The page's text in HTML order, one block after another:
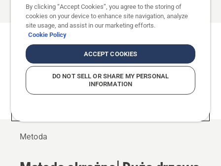
Metoda okrężna
Ta metoda również wykorzystuje wycinanie
otworów cięciem sztyletowym. Metoda ta jest
odpowiednia do ścinki drzew o średnicy pnia
Metoda
By clicking “Accept Cookies”, you agree to the storing of
cookies on your device to enhance site navigation, analyze
site usage, and assist in our marketing efforts.
Cookie Policy
ACCEPT COOKIES
DO NOT SELL OR SHARE MY PERSONAL
INFORMATION